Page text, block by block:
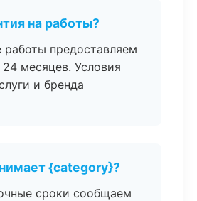
на работы?
предоставляем
месяцев. Условия
и бренда
{category}?
сроки сообщаем